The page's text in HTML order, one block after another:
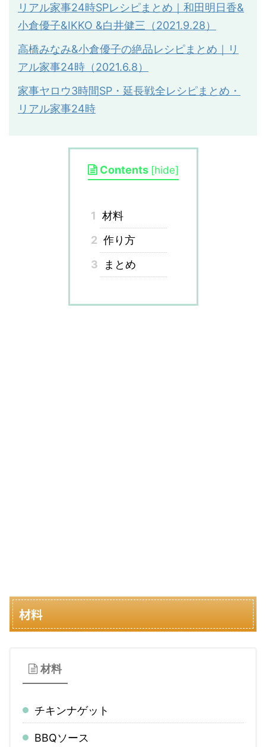
リアル家事24時SPレシピまとめ｜和田明日香&
小倉優子&IKKO &白井健三（2021.9.28）
高橋みなみ&小倉優子の絶品レシピまとめ｜リ
アル家事24時（2021.6.8）
家事ヤロウ3時間SP・延長戦全レシピまとめ・
リアル家事24時
Contents [hide]
1 材料
2 作り方
3
まとめ
材料
材料
チキンナゲット
BBQソース